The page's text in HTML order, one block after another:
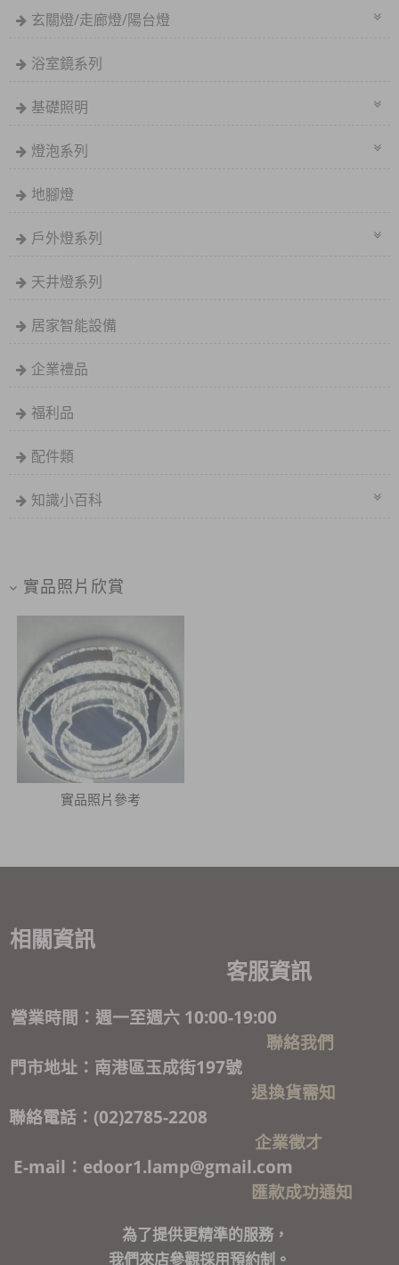
玄關燈/走廊燈/陽台燈
浴室鏡系列
基礎照明
燈泡系列
地腳燈
戶外燈系列
天井燈系列
居家智能設備
企業禮品
福利品
配件類
知識小百科
實品照片欣賞
實品照片參考
相關資訊
客服資訊
營業時間：週一至週六 10:00-19:00
聯絡我們
門市地址：南港區玉成街197號
退換貨需知
聯絡電話：(02)2785-2208
企業徵才
E-mail：edoor1.lamp@gmail.com
匯款成功通知
為了提供更精準的服務，
我們來店參觀採用預約制。